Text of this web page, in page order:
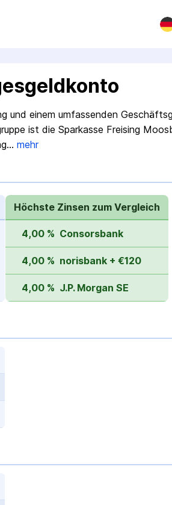
und einem umfassenden
ist die Sparkasse Freising
mehr
Höchste Zinsen zum Vergleich
4,00 % Consorsbank
4,00 % norisbank + €120
4,00 % J.P. Morgan SE